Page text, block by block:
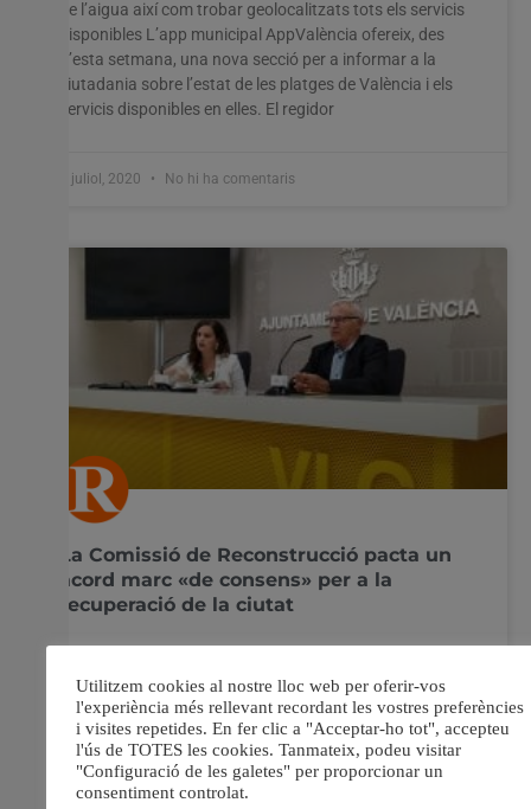
de l’aigua així com trobar geolocalitzats tots els servicis
disponibles L’app municipal AppValència ofereix, des
d’esta setmana, una nova secció per a informar a la
ciutadania sobre l’estat de les platges de València i els
servicis disponibles en elles. El regidor
1 juliol, 2020 No hi ha comentaris
La Comissió de Reconstrucció pacta un
acord marc «de consens» per a la
recuperació de la ciutat
celebrarà en breu un acte d’homenatge i reconeixement
a les víctimes de la pandèmia L’alcalde de València,
Joan Ribó, i la vicealcaldessa, Sandra Gómez, han
manifestat hui la seua satisfacció per l’acord marc per a
la recuperació de la ciutat aconseguit per la
Utilitzem cookies al nostre lloc web per oferir-vos
l'experiència més rellevant recordant les vostres preferències
i visites repetides. En fer clic a "Acceptar-ho tot", accepteu
l'ús de TOTES les cookies. Tanmateix, podeu visitar